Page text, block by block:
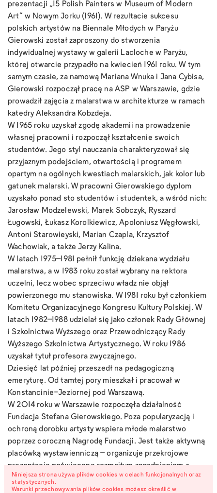
prezentacji „15 Polish Painters w Museum of Modern
Art” w Nowym Jorku (1961). W rezultacie sukcesu
polskich artystów na Biennale Młodych w Paryżu
Gierowski został zaproszony do stworzenia
indywidualnej wystawy w galerii Lacloche w Paryżu,
której otwarcie przypadło na kwiecień 1961 roku. W tym
samym czasie, za namową Mariana Wnuka i Jana Cybisa,
Gierowski rozpoczął pracę na ASP w Warszawie, gdzie
prowadził zajęcia z malarstwa w architekturze w ramach
katedry Aleksandra Kobzdeja.
W 1965 roku uzyskał zgodę akademii na prowadzenie
własnej pracowni i rozpoczął kształcenie swoich
studentów. Jego styl nauczania charakteryzował się
przyjaznym podejściem, otwartością i programem
opartym na ogólnych kwestiach malarskich, jak kolor lub
gatunek malarski. W pracowni Gierowskiego dyplom
uzyskało ponad sto studentów i studentek, a wśród nich:
Jarosław Modzelewski, Marek Sobczyk, Ryszard
Ługowski, Łukasz Korolkiewicz, Apoloniusz Węgłowski,
Antoni Starowieyski, Marian Czapla, Krzysztof
Wachowiak, a także Jerzy Kalina.
W latach 1975–1981 pełnił funkcję dziekana wydziału
malarstwa, a w 1983 roku został wybrany na rektora
uczelni, lecz wobec sprzeciwu władz nie objął
powierzonego mu stanowiska. W 1981 roku był członkiem
Komitetu Organizacyjnego Kongresu Kultury Polskiej. W
latach 1982–1988 udzielał się jako członek Rady Głównej
i Szkolnictwa Wyższego oraz Przewodniczący Rady
Wyższego Szkolnictwa Artystycznego. W roku 1986
uzyskał tytuł profesora zwyczajnego.
Dziesięć lat później przeszedł na pedagogiczną
emeryturę. Od tamtej pory mieszkał i pracował w
Konstancinie-Jeziornej pod Warszawą.
W 2014 roku w Warszawie rozpoczęła działalność
Fundacja Stefana Gierowskiego. Poza popularyzacją i
ochroną dorobku artysty wspiera młode malarstwo
poprzez coroczną Nagrodę Fundacji. Jest także aktywną
placówką wystawienniczą – organizuje przekrojowe
prezentacje poświęcone rozmaitym zagadnieniom z
kręgu malarstwa współczesnego i dwudziestowiecznego.
Stefan Gierowski zmarł w 2022 roku w wieku
Niniejsza strona używa plików cookies w celach funkcjonalnych oraz
statystycznych.
Warunki przechowywania plików cookies możesz określić w